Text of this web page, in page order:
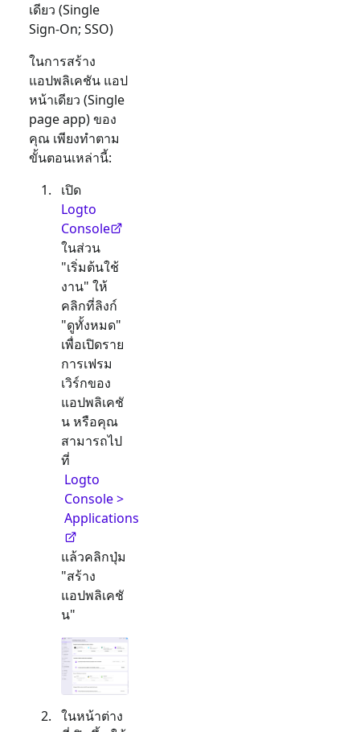
เดียว (Single
Sign-On; SSO)
ในการสร้าง
แอปพลิเคชัน แอป
หน้าเดียว (Single
page app)ของ
คุณ เพียงทำตาม
ขั้นตอนเหล่านี้:
เปิด
Logto
Console
ในส่วน
"เริ่มต้นใช้
งาน" ให้
คลิกที่ลิงก์
"ดูทั้งหมด"
เพื่อเปิดราย
การเฟรม
เวิร์กของ
แอปพลิเคชั
น หรือคุณ
สามารถไป
ที่
Logto
Console >
Applications
แล้วคลิกปุ่ม
"สร้าง
แอปพลิเคชั
น"
ในหน้าต่าง